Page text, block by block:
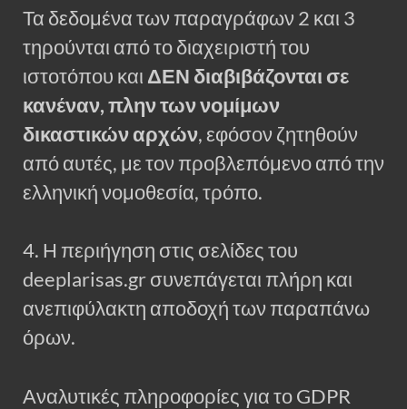
Τα δεδομένα των παραγράφων 2 και 3
τηρούνται από το διαχειριστή του
ιστοτόπου και ΔΕΝ διαβιβάζονται σε
κανέναν, πλην των νομίμων
δικαστικών αρχών, εφόσον ζητηθούν
από αυτές, με τον προβλεπόμενο από την
ελληνική νομοθεσία, τρόπο.
4. Η περιήγηση στις σελίδες του
deeplarisas.gr συνεπάγεται πλήρη και
ανεπιφύλακτη αποδοχή των παραπάνω
όρων.
Αναλυτικές πληροφορίες για το GDPR